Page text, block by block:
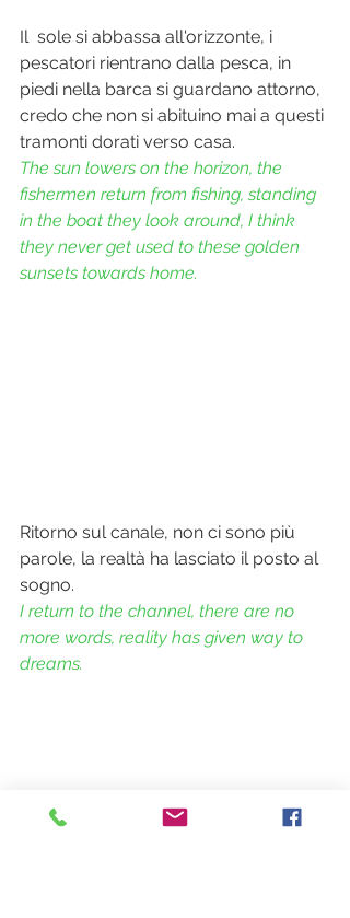
Il  sole si abbassa all'orizzonte, i
pescatori rientrano dalla pesca, in
piedi nella barca si guardano attorno,
credo che non si abituino mai a questi
tramonti dorati verso casa.
The sun lowers on the horizon, the
fishermen return from fishing, standing
in the boat they look around, I think
they never get used to these golden
sunsets towards home.
Ritorno sul canale, non ci sono più
parole, la realtà ha lasciato il posto al
sogno.
I return to the channel, there are no
more words, reality has given way to
dreams.